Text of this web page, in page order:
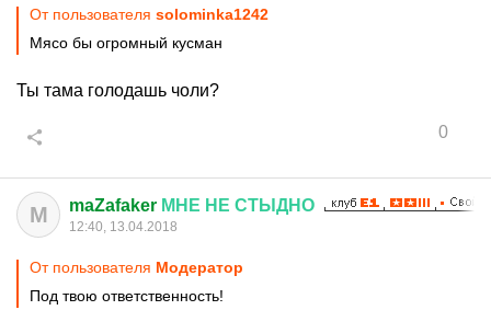
От пользователя solominka1242
Мясо бы огромный кусман
Ты тама голодашь чоли?
0
M maZafaker МНЕ НЕ СТЫДНО
12:40, 13.04.2018
От пользователя Модератор
Под твою ответственность!